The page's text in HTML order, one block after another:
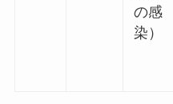
の感
染）